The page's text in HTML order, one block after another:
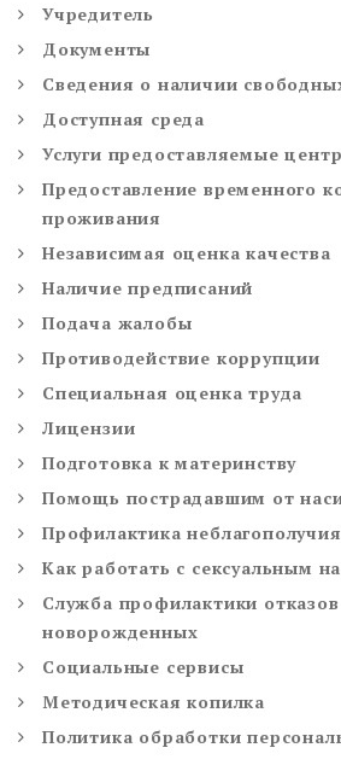
Учредитель
Документы
Сведения о наличии
Доступная среда
Услуги предоставляемые
Предоставление временного
проживания
Независимая оценка качества
Наличие предписаний
Подача жалобы
Противодействие коррупции
Специальная оценка труда
Лицензии
Подготовка к материнству
Помощь пострадавшим от
Профилактика неблагополучия
Как работать с сексуальным
Служба профилактики
новорожденных
Социальные сервисы
Методическая копилка
Политика обработки